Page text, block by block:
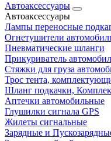
Автоаксессуары
Автоаксессуары
Лампы переносные
Огнетушители
Пневматические шланги
Прикуриватель
Стяжки для груза
Трос тента,
Шланг подкачки,
Аптечки автомобильные
Глушилки сигнала GPS
Жилеты сигнальные
Зарядные и